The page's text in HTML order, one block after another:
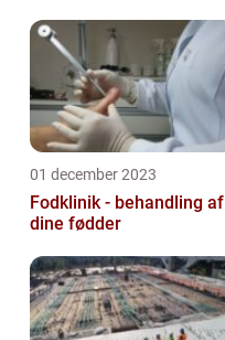
01 december 2023
Fodklinik - behandling af
dine fødder